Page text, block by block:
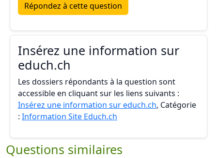
Répondez à cette question
Insérez une information sur
educh.ch
Les dossiers répondants à la question sont
accessible en cliquant sur les liens suivants :
Insérez une information sur educh.ch, Catégorie
: Information Site Educh.ch
Questions similaires